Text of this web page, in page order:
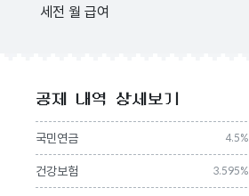
세전 월 급여
공제 내역 상세보기
국민연금 4.5%
건강보험 3.595%